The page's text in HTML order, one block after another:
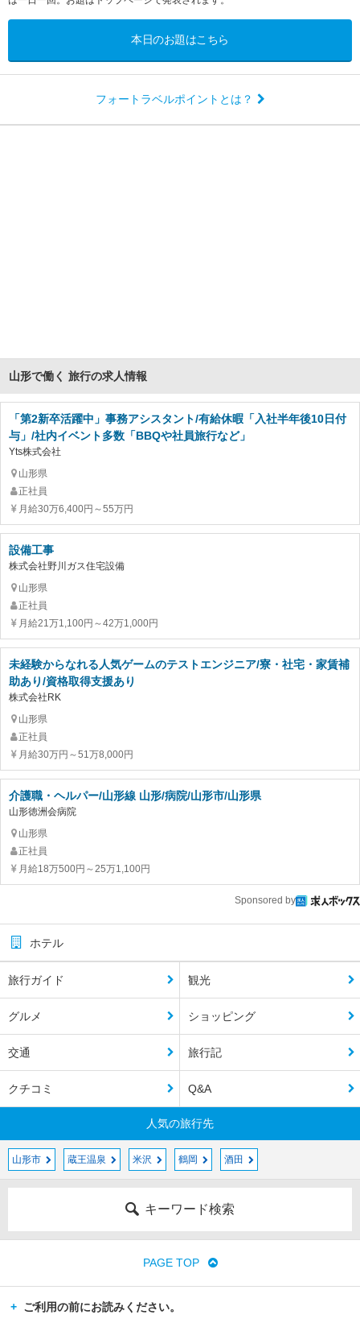
本日のお題はこちら
フォートラベルポイントとは？
山形で働く 旅行の求人情報
「第2新卒活躍中」事務アシスタント/有給休暇「入社半年後10日付
与」/社内イベント多数「BBQや社員旅行など」
Yts株式会社
山形県
正社員
月給30万6,400円～55万円
設備工事
株式会社野川ガス住宅設備
山形県
正社員
月給21万1,100円～42万1,000円
未経験からなれる人気ゲームのテストエンジニア/寮・社宅・家賃補
助あり/資格取得支援あり
株式会社RK
山形県
正社員
月給30万円～51万8,000円
介護職・ヘルパー/山形線 山形/病院/山形市/山形県
山形徳洲会病院
山形県
正社員
月給18万500円～25万1,100円
Sponsored by
ホテル
旅行ガイド 観光
グルメ ショッピング
交通 旅行記
クチコミ Q&A
人気の旅行先
山形市 蔵王温泉 米沢 鶴岡 酒田
キーワード検索
PAGE TOP
ご利用の前にお読みください。